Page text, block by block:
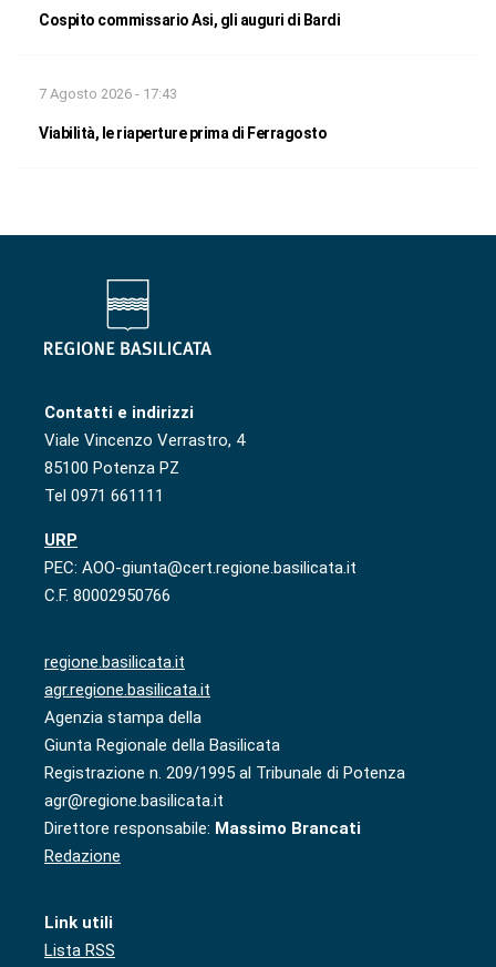
Cospito commissario Asi, gli auguri di Bardi
7 Agosto 2026 - 17:43
Viabilità, le riaperture prima di Ferragosto
Contatti e indirizzi
Viale Vincenzo Verrastro, 4
85100 Potenza PZ
Tel 0971 661111
URP
PEC: AOO-giunta@cert.regione.basilicata.it
C.F. 80002950766
regione.basilicata.it
agr.regione.basilicata.it
Agenzia stampa della
Giunta Regionale della Basilicata
Registrazione n. 209/1995 al Tribunale di Potenza
agr@regione.basilicata.it
Direttore responsabile: Massimo Brancati
Redazione
Link utili
Lista RSS